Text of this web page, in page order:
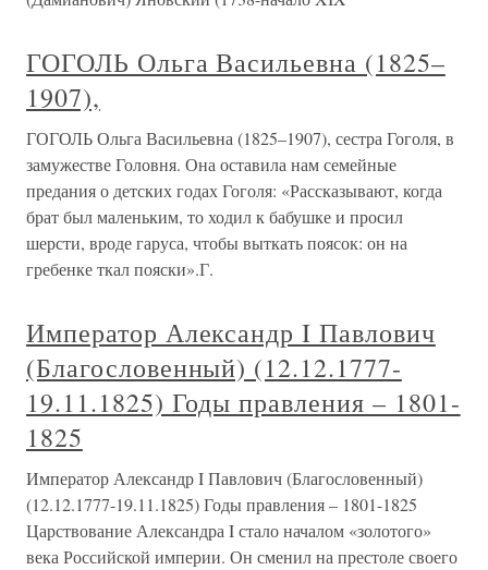
ГОГОЛЬ Ольга Васильевна (1825–
1907),
ГОГОЛЬ Ольга Васильевна (1825–1907), сестра Гоголя, в
замужестве Головня. Она оставила нам семейные
предания о детских годах Гоголя: «Рассказывают, когда
брат был маленьким, то ходил к бабушке и просил
шерсти, вроде гаруса, чтобы выткать поясок: он на
гребенке ткал пояски».Г.
Император Александр I Павлович
(Благословенный) (12.12.1777-
19.11.1825) Годы правления – 1801-
1825
Император Александр I Павлович (Благословенный)
(12.12.1777-19.11.1825) Годы правления – 1801-1825
Царствование Александра I стало началом «золотого»
века Российской империи. Он сменил на престоле своего